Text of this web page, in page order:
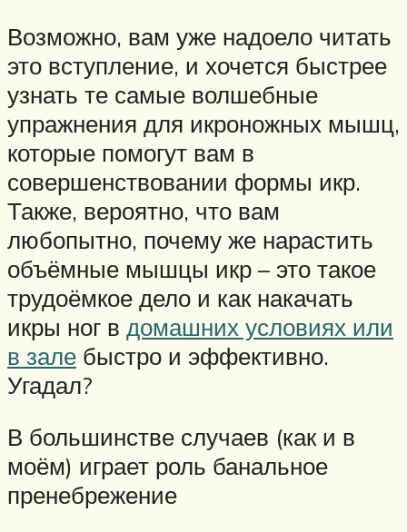
Возможно, вам уже надоело читать
это вступление, и хочется быстрее
узнать те самые волшебные
упражнения для икроножных мышц,
которые помогут вам в
совершенствовании формы икр.
Также, вероятно, что вам
любопытно, почему же нарастить
объёмные мышцы икр – это такое
трудоёмкое дело и как накачать
икры ног в домашних условиях или
в зале быстро и эффективно.
Угадал?
В большинстве случаев (как и в
моём) играет роль банальное
пренебрежение